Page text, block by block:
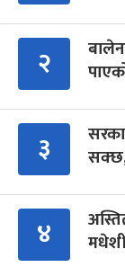
२
३
सक्छ,
४